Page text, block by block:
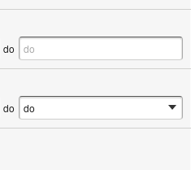
do
do